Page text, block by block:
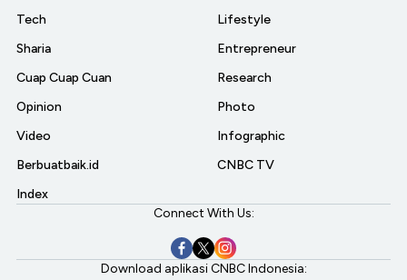
Tech
Sharia
Cuap Cuap Cuan
Opinion
Video
Berbuatbaik.id
Index
Lifestyle
Entrepreneur
Research
Photo
Infographic
CNBC TV
Connect With Us:
Download aplikasi CNBC Indonesia: